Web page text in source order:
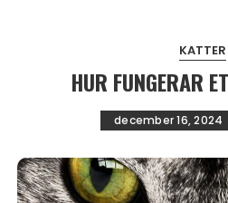
KATTER
HUR FUNGERAR
december 16, 2024